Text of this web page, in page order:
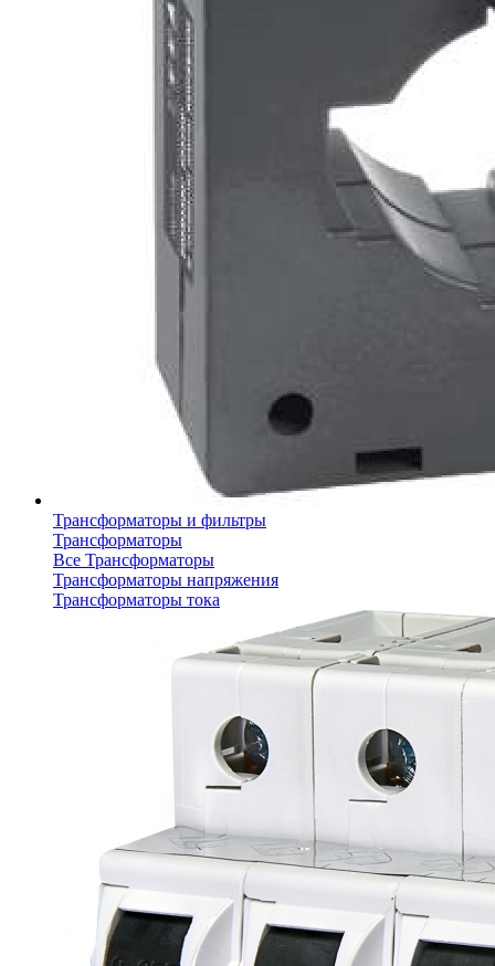
Трансформаторы и фильтры
Трансформаторы
Все Трансформаторы
Трансформаторы напряжения
Трансформаторы тока